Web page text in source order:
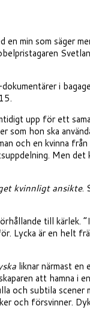
min som säger
i
upp för ett
som hon ska
och en kvinna
Men det
kvinnligt ansikte.
till kärlek.
Lycka är en helt
liknar närmast
att hamna i
och subtila scener
och försvinner.